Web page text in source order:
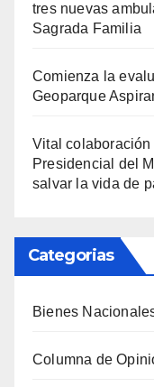
tres nuevas
Sagrada Familia
Comienza la
Geoparque
Vital
Presidencial del
salvar la vida de
Categorias
Bienes
Columna de